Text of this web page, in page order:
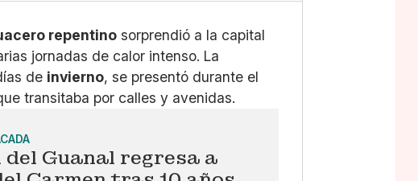
repentino sorprendió a la capital
jornadas de calor intenso. La
de invierno, se presentó durante el
transitaba por calles y avenidas.
del Guanal regresa a